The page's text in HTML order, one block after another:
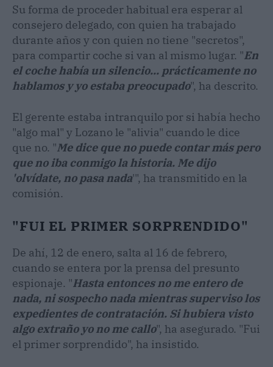
Su forma de proceder habitual era esperar al
consejero delegado, con quien ha trabajado
durante años y con quien no tiene "secretos",
para compartir coche si van al mismo lugar. "En
el coche había un silencio... prácticamente no
hablamos y yo estaba preocupado", ha descrito.
El gerente estaba intranquilo por si había hecho
"algo mal" y Lozano le "alivia" cuando le dice
que no. "Me dice que no puede contar más pero
que no iba conmigo la historia. Me dijo
'olvídate, no pasa nada'", ha transmitido en la
comisión.
"FUI EL PRIMER SORPRENDIDO"
De ahí, 12 de enero, salta al 16 de febrero,
cuando se entera por la prensa del presunto
espionaje. "Hasta entonces no me entero de
nada, ni sospecho nada mientras superviso los
expedientes de contratación. Si hubiera visto
algo extraño yo no me callo", ha asegurado. "Fui
el primer sorprendido", ha insistido.